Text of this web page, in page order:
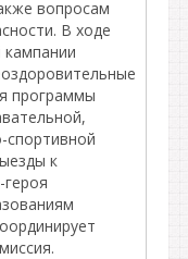
вопросам
В ходе
кампании
программы
спортивной
к